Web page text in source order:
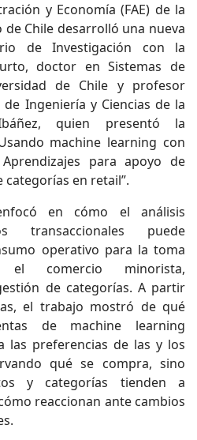
y Economía (FAE) de la
Chile desarrolló una nueva
de Investigación con la
doctor en Sistemas de
de Chile y profesor
Ingeniería y Ciencias de la
quien presentó la
machine learning con
para apoyo de
en retail”.
en cómo el análisis
transaccionales puede
operativo para la toma
comercio minorista,
de categorías. A partir
el trabajo mostró de qué
de machine learning
las preferencias de las y los
qué se compra, sino
y categorías tienden a
reaccionan ante cambios